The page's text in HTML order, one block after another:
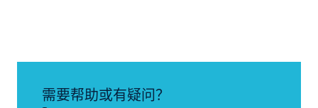
需要帮助或有疑问？